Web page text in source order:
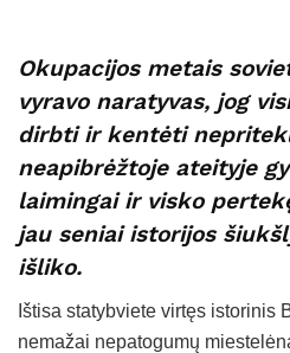
Okupacijos metais
vyravo naratyvas, jog
dirbti ir kentėti
neapibrėžtoje ateityje
laimingai ir visko
jau seniai istorijos
išliko.
Ištisa statybviete virtęs istorinis
nemažai nepatogumų